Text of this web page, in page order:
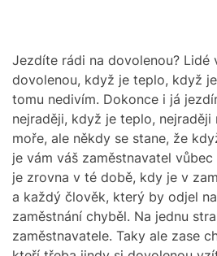
Jezdíte rádi na dovolenou? Lidé
dovolenou, když je teplo, když
tomu nedivím. Dokonce i já
nejraději, když je teplo, nejraději
moře, ale někdy se stane, že
je vám váš zaměstnavatel
je zrovna v té době, kdy je v
a každý člověk, který by odjel
zaměstnání chyběl. Na jednu
zaměstnavatele. Taky ale zase